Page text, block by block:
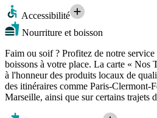
Accessibilité
Nourriture et boisson
Faim ou soif ? Profitez de notre service
boissons à votre place. La carte « Nos
à l'honneur des produits locaux de
des itinéraires comme Paris-Clermont-
Marseille, ainsi que sur certains trajets